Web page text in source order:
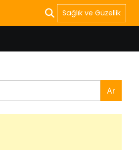
Sağlık ve Güzellik
Ar